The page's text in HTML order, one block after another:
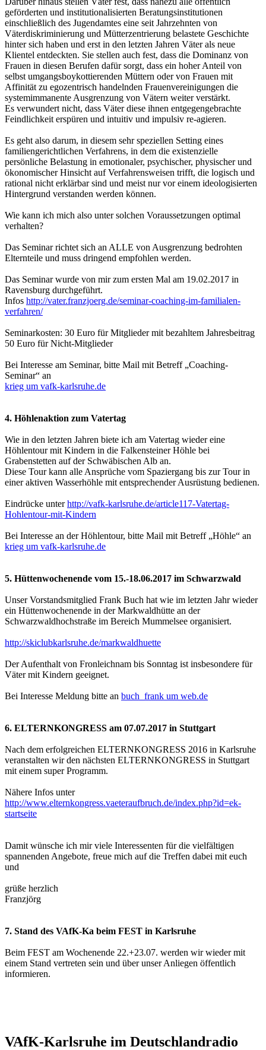
geförderten und institutionalisierten Beratungsinstitutionen
einschließlich des Jugendamtes eine seit Jahrzehnten von
Väterdiskriminierung und Mütterzentrierung belastete Geschichte
hinter sich haben und erst in den letzten Jahren Väter als neue
Klientel entdeckten. Sie stellen auch fest, dass die Dominanz von
Frauen in diesen Berufen dafür sorgt, dass ein hoher Anteil von
selbst umgangsboykottierenden Müttern oder von Frauen mit
Affinität zu egozentrisch handelnden Frauenvereinigungen die
systemimmanente Ausgrenzung von Vätern weiter verstärkt.
Es verwundert nicht, dass Väter diese ihnen entgegengebrachte
Feindlichkeit erspüren und intuitiv und impulsiv re-agieren.
Es geht also darum, in diesem sehr speziellen Setting eines
familiengerichtlichen Verfahrens, in dem die existenzielle
persönliche Belastung in emotionaler, psychischer, physischer und
ökonomischer Hinsicht auf Verfahrensweisen trifft, die logisch und
rational nicht erklärbar sind und meist nur vor einem ideologisierten
Hintergrund verstanden werden können.
Wie kann ich mich also unter solchen Voraussetzungen optimal
verhalten?
Das Seminar richtet sich an ALLE von Ausgrenzung bedrohten
Elternteile und muss dringend empfohlen werden.
Das Seminar wurde von mir zum ersten Mal am 19.02.2017 in
Ravensburg durchgeführt.
Infos http://vater.franzjoerg.de/seminar-coaching-im-familialen-
verfahren/
Seminarkosten: 30 Euro für Mitglieder mit bezahltem Jahresbeitrag
50 Euro für Nicht-Mitglieder
Bei Interesse am Seminar, bitte Mail mit Betreff „Coaching-
Seminar“ an
krieg um vafk-karlsruhe.de
4. Höhlenaktion zum Vatertag
Wie in den letzten Jahren biete ich am Vatertag wieder eine
Höhlentour mit Kindern in die Falkensteiner Höhle bei
Grabenstetten auf der Schwäbischen Alb an.
Diese Tour kann alle Ansprüche vom Spaziergang bis zur Tour in
einer aktiven Wasserhöhle mit entsprechender Ausrüstung bedienen.
Eindrücke unterhttp://vafk-karlsruhe.de/article117-Vatertag-
Hohlentour-mit-Kindern
Bei Interesse an der Höhlentour, bitte Mail mit Betreff „Höhle“ an
krieg um vafk-karlsruhe.de
5. Hüttenwochenende vom 15.-18.06.2017 im Schwarzwald
Unser Vorstandsmitglied Frank Buch hat wie im letzten Jahr wieder
ein Hüttenwochenende in der Markwaldhütte an der
Schwarzwaldhochstraße im Bereich Mummelsee organisiert.
http://skiclubkarlsruhe.de/markwaldhuette
Der Aufenthalt von Fronleichnam bis Sonntag ist insbesondere für
Väter mit Kindern geeignet.
Bei Interesse Meldung bitte an buch_frank um web.de
6. ELTERNKONGRESS am 07.07.2017 in Stuttgart
Nach dem erfolgreichen ELTERNKONGRESS 2016 in Karlsruhe
veranstalten wir den nächsten ELTERNKONGRESS in Stuttgart
mit einem super Programm.
Nähere Infos unter
http://www.elternkongress.vaeteraufbruch.de/index.php?id=ek-
startseite
Damit wünsche ich mir viele Interessenten für die vielfältigen
spannenden Angebote, freue mich auf die Treffen dabei mit euch
und
grüße herzlich
Franzjörg
7. Stand des VAfK-Ka beim FEST in Karlsruhe
Beim FEST am Wochenende 22.+23.07. werden wir wieder mit
einem Stand vertreten sein und über unser Anliegen öffentlich
informieren.
VAfK-Karlsruhe im Deutschlandradio